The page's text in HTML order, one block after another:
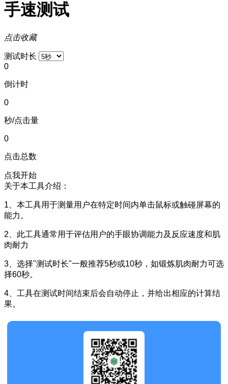
手速测试
点击收藏
测试时长
0
倒计时
0
秒/点击量
0
点击总数
点我开始
关于本工具介绍：
1、本工具用于测量用户在特定时间内单击鼠标或触碰屏幕的
能力。
2、此工具通常用于评估用户的手眼协调能力及反应速度和肌
肉耐力
3、选择"测试时长"一般推荐5秒或10秒，如锻炼肌肉耐力可选
择60秒。
4、工具在测试时间结束后会自动停止，并给出相应的计算结
果。